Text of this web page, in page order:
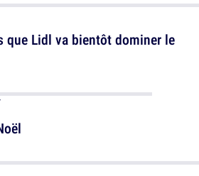
que Lidl va bientôt dominer le